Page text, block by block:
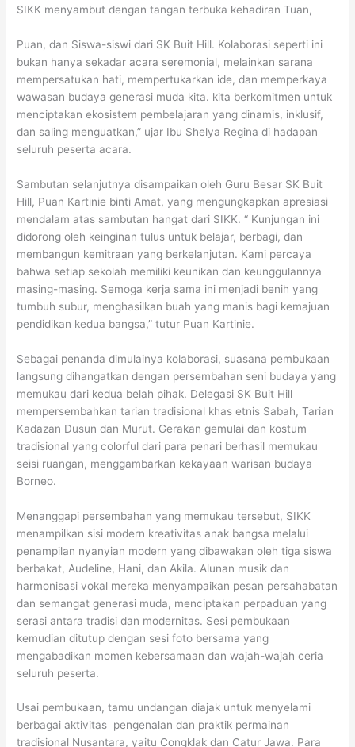
SIKK menyambut dengan tangan terbuka kehadiran Tuan,
Puan, dan Siswa-siswi dari SK Buit Hill. Kolaborasi seperti ini
bukan hanya sekadar acara seremonial, melainkan sarana
mempersatukan hati, mempertukarkan ide, dan memperkaya
wawasan budaya generasi muda kita. kita berkomitmen untuk
menciptakan ekosistem pembelajaran yang dinamis, inklusif,
dan saling menguatkan,” ujar Ibu Shelya Regina di hadapan
seluruh peserta acara.
Sambutan selanjutnya disampaikan oleh Guru Besar SK Buit
Hill, Puan Kartinie binti Amat, yang mengungkapkan apresiasi
mendalam atas sambutan hangat dari SIKK. “ Kunjungan ini
didorong oleh keinginan tulus untuk belajar, berbagi, dan
membangun kemitraan yang berkelanjutan. Kami percaya
bahwa setiap sekolah memiliki keunikan dan keunggulannya
masing-masing. Semoga kerja sama ini menjadi benih yang
tumbuh subur, menghasilkan buah yang manis bagi kemajuan
pendidikan kedua bangsa,” tutur Puan Kartinie.
Sebagai penanda dimulainya kolaborasi, suasana pembukaan
langsung dihangatkan dengan persembahan seni budaya yang
memukau dari kedua belah pihak. Delegasi SK Buit Hill
mempersembahkan tarian tradisional khas etnis Sabah, Tarian
Kadazan Dusun dan Murut. Gerakan gemulai dan kostum
tradisional yang colorful dari para penari berhasil memukau
seisi ruangan, menggambarkan kekayaan warisan budaya
Borneo.
Menanggapi persembahan yang memukau tersebut, SIKK
menampilkan sisi modern kreativitas anak bangsa melalui
penampilan nyanyian modern yang dibawakan oleh tiga siswa
berbakat, Audeline, Hani, dan Akila. Alunan musik dan
harmonisasi vokal mereka menyampaikan pesan persahabatan
dan semangat generasi muda, menciptakan perpaduan yang
serasi antara tradisi dan modernitas. Sesi pembukaan
kemudian ditutup dengan sesi foto bersama yang
mengabadikan momen kebersamaan dan wajah-wajah ceria
seluruh peserta.
Usai pembukaan, tamu undangan diajak untuk menyelami
berbagai aktivitas pengenalan dan praktik permainan
tradisional Nusantara, yaitu Congklak dan Catur Jawa. Para